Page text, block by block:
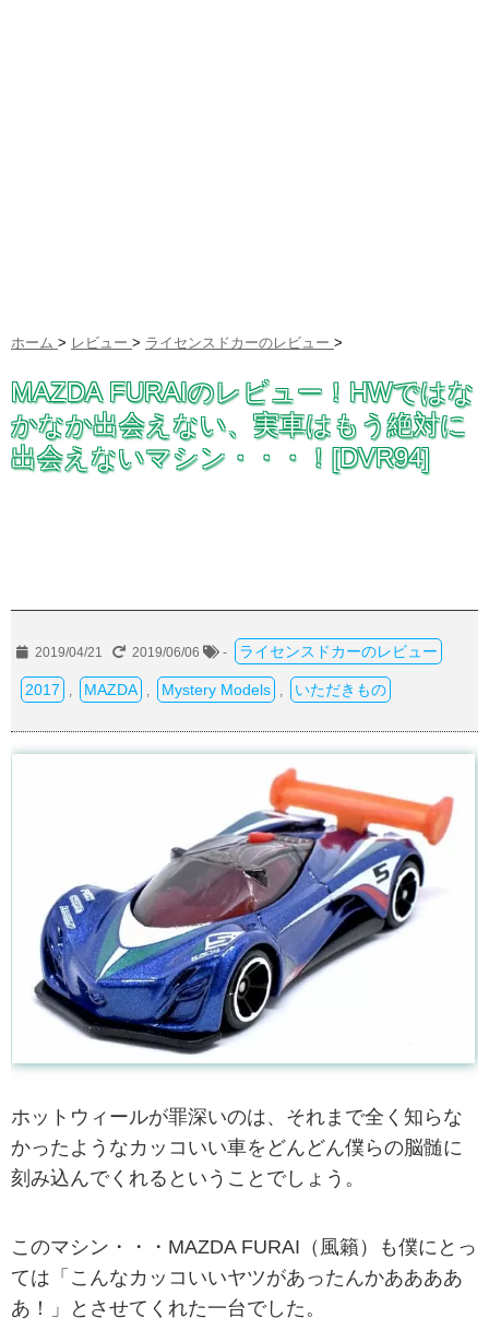
ホーム > レビュー > ライセンスドカーのレビュー >
MAZDA FURAIのレビュー！HWではな
かなか出会えない、実車はもう絶対に
出会えないマシン・・・！[DVR94]
2019/04/21 2019/06/06 - ライセンスドカーのレビュー
2017 MAZDA Mystery Models いただきもの
ホットウィールが罪深いのは、それまで全く知らな
かったようなカッコいい車をどんどん僕らの脳髄に
刻み込んでくれるということでしょう。
このマシン・・・MAZDA FURAI（風籟）も僕にとっ
ては「こんなカッコいいヤツがあったんかああああ
あ！」とさせてくれた一台でした。